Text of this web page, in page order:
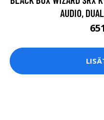
AUDIO,